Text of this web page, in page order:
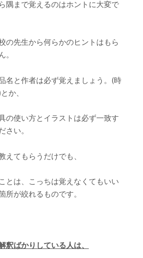
隅まで覚えるのはホントに大変で
の先生から何らかのヒントはもら
。
名と作者は必ず覚えましょう。(時
か、
の使い方とイラストは必ず一致す
さい。
えてもらうだけでも、
とは、こっちは覚えなくてもいい
所が絞れるものです。
釈ばかりしている人は、